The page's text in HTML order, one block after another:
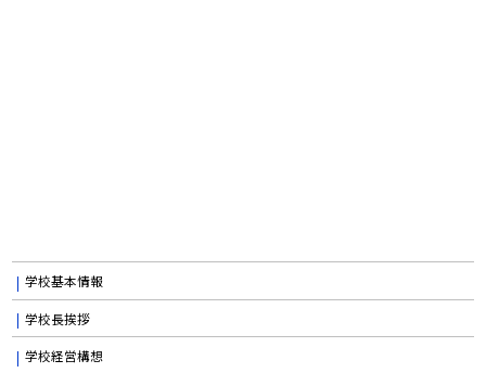
学校基本情報
学校長挨拶
学校経営構想